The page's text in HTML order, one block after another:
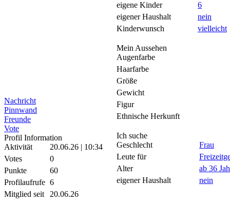
Nachricht
Pinnwand
Freunde
Vote
Profil Information
Aktivität
20.06.26 | 10:34
Votes
0
Punkte
60
Profilaufrufe 6
Mitglied seit
20.06.26
eigene Kinder
6
eigener Haushalt
nein
Kinderwunsch
vielleicht
Mein Aussehen
Augenfarbe
Haarfarbe
Größe
Gewicht
Figur
Ethnische Herkunft
Ich suche
Geschlecht
Frau
Leute für
Alter
ab 36
eigener Haushalt
nein